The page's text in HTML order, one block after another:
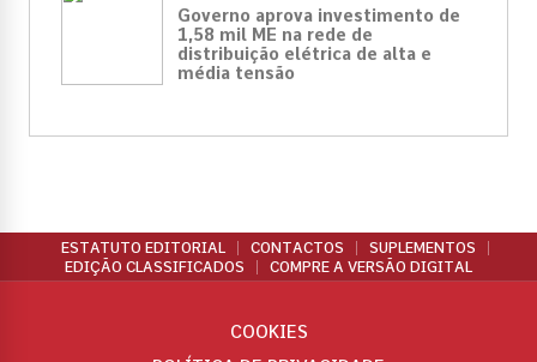
Governo aprova investimento de
1,58 mil ME na rede de
distribuição elétrica de alta e
média tensão
ESTATUTO EDITORIAL CONTACTOS
SUPLEMENTOS
EDIÇÃO CLASSIFICADOS
COMPRE A VERSÃO DIGITAL
COOKIES